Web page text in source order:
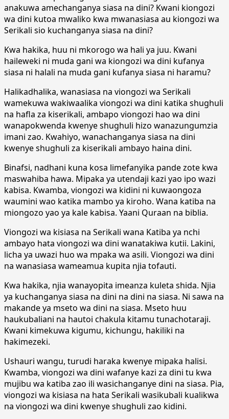
anakuwa amechanganya siasa na dini? Kwani kiongozi
wa dini kutoa mwaliko kwa mwanasiasa au kiongozi wa
Serikali sio kuchanganya siasa na dini?
Kwa hakika, huu ni mkorogo wa hali ya juu. Kwani
haileweki ni muda gani wa kiongozi wa dini kufanya
siasa ni halali na muda gani kufanya siasa ni haramu?
Halikadhalika, wanasiasa na viongozi wa Serikali
wamekuwa wakiwaalika viongozi wa dini katika shughuli
na hafla za kiserikali, ambapo viongozi hao wa dini
wanapokwenda kwenye shughuli hizo wanazungumzia
imani zao. Kwahiyo, wanachanganya siasa na dini
kwenye shughuli za kiserikali ambayo haina dini.
Binafsi, nadhani kuna kosa limefanyika pande zote kwa
maswahiba hawa. Mipaka ya utendaji kazi yao ipo wazi
kabisa. Kwamba, viongozi wa kidini ni kuwaongoza
waumini wao katika mambo ya kiroho. Wana katiba na
miongozo yao ya kale kabisa. Yaani Quraan na biblia.
Viongozi wa kisiasa na Serikali wana Katiba ya nchi
ambayo hata viongozi wa dini wanatakiwa kutii. Lakini,
licha ya uwazi huo wa mpaka wa asili. Viongozi wa dini
na wanasiasa wameamua kupita njia tofauti.
Kwa hakika, njia wanayopita imeanza kuleta shida. Njia
ya kuchanganya siasa na dini na dini na siasa. Ni sawa na
makande ya mseto wa dini na siasa. Mseto huu
haukubaliani na hautoi chakula kitamu tunachotaraji.
Kwani kimekuwa kigumu, kichungu, hakiliki na
hakimezeki.
Ushauri wangu, turudi haraka kwenye mipaka halisi.
Kwamba, viongozi wa dini wafanye kazi za dini tu kwa
mujibu wa katiba zao ili wasichanganye dini na siasa. Pia,
viongozi wa kisiasa na hata Serikali wasikubali kualikwa
na viongozi wa dini kwenye shughuli zao kidini.